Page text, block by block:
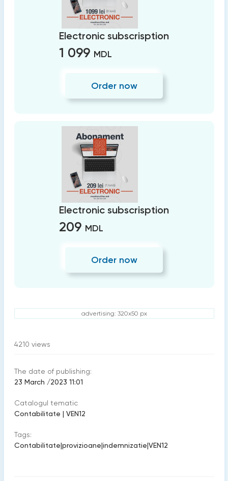
Electronic subscrisption
1 099 MDL
Order now
Electronic subscrisption
209 MDL
Order now
advertising: 320x50 px
4210 views
The date of publishing:
23 March /2023 11:01
Catalogul tematic
Contabilitate | VEN12
Tags:
Contabilitate|provizioane|indemnizatie|VEN12